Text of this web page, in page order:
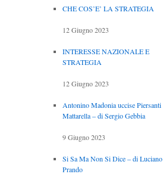
CHE COS’E’ LA STRATEGIA
12 Giugno 2023
INTERESSE NAZIONALE E
STRATEGIA
12 Giugno 2023
Antonino Madonia uccise Piersanti
Mattarella – di Sergio Gebbia
9 Giugno 2023
Si Sa Ma Non Si Dice – di Luciano
Prando